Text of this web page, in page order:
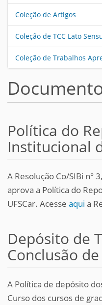
Coleção de Artigos
Coleção de TCC Lato
Coleção de Trabalhos
Política do
Institucional
A Resolução Co/SIBi n°
aprova a Política do
UFSCar. Acesse aqui a
Depósito de
Conclusão
A Política de depósito
Curso dos cursos de